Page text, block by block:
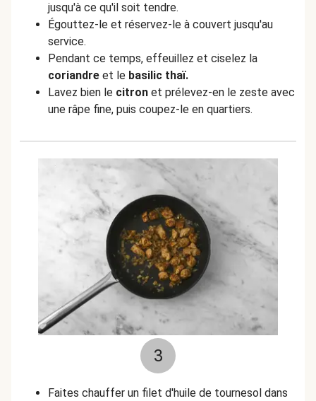
jusqu'à ce qu'il soit tendre.
Égouttez-le et réservez-le à couvert jusqu'au
service.
Pendant ce temps, effeuillez et ciselez la
coriandre et le basilic thaï.
Lavez bien le citron et prélevez-en le zeste avec
une râpe fine, puis coupez-le en quartiers.
3
Faites chauffer un filet d'huile de tournesol dans